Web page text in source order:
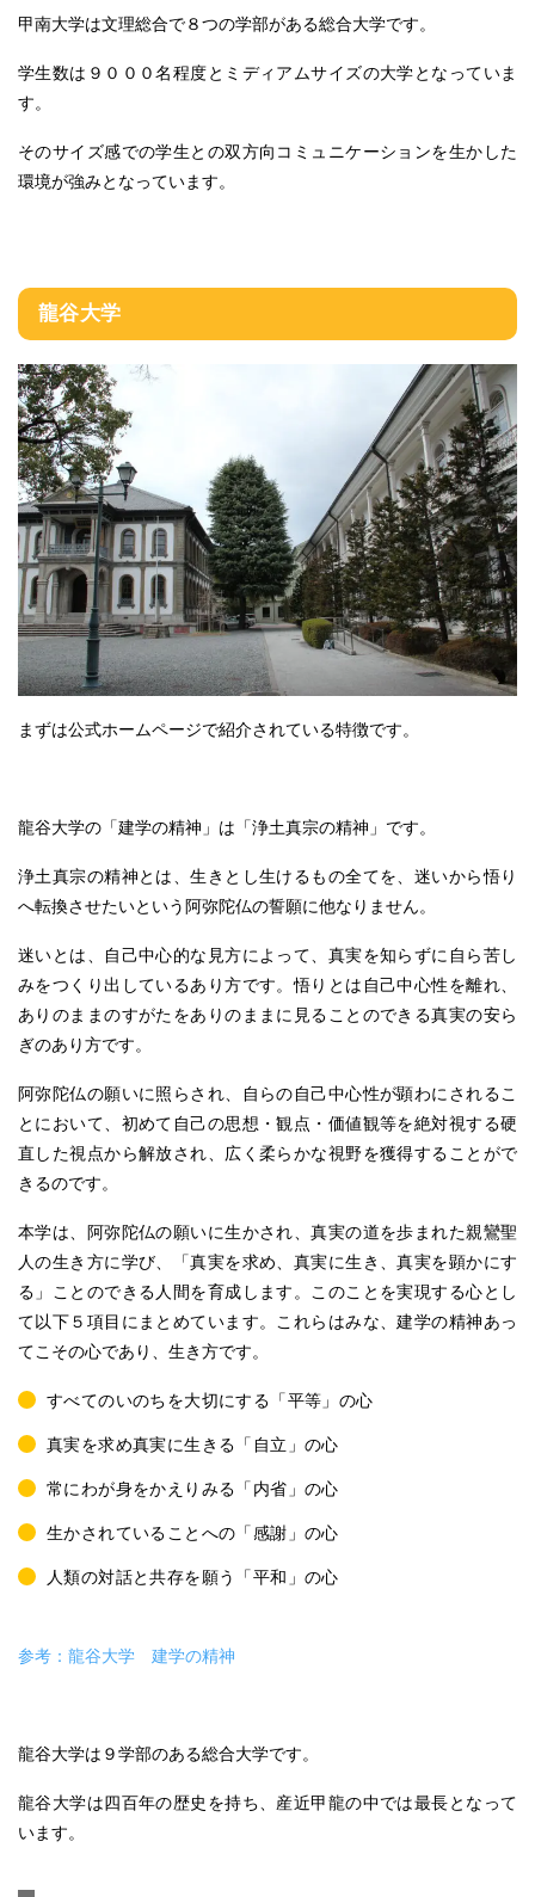
甲南大学は文理総合で８つの学部がある総合大学です。
学生数は９０００名程度とミディアムサイズの大学となっていま
す。
そのサイズ感での学生との双方向コミュニケーションを生かした
環境が強みとなっています。
龍谷大学
まずは公式ホームページで紹介されている特徴です。
龍谷大学の「建学の精神」は「浄土真宗の精神」です。
浄土真宗の精神とは、生きとし生けるもの全てを、迷いから悟り
へ転換させたいという阿弥陀仏の誓願に他なりません。
迷いとは、自己中心的な見方によって、真実を知らずに自ら苦し
みをつくり出しているあり方です。悟りとは自己中心性を離れ、
ありのままのすがたをありのままに見ることのできる真実の安ら
ぎのあり方です。
阿弥陀仏の願いに照らされ、自らの自己中心性が顕わにされるこ
とにおいて、初めて自己の思想・観点・価値観等を絶対視する硬
直した視点から解放され、広く柔らかな視野を獲得することがで
きるのです。
本学は、阿弥陀仏の願いに生かされ、真実の道を歩まれた親鸞聖
人の生き方に学び、「真実を求め、真実に生き、真実を顕かにす
る」ことのできる人間を育成します。このことを実現する心とし
て以下５項目にまとめています。これらはみな、建学の精神あっ
てこその心であり、生き方です。
すべてのいのちを大切にする「平等」の心
真実を求め真実に生きる「自立」の心
常にわが身をかえりみる「内省」の心
生かされていることへの「感謝」の心
人類の対話と共存を願う「平和」の心
参考：龍谷大学 建学の精神
龍谷大学は９学部のある総合大学です。
龍谷大学は四百年の歴史を持ち、産近甲龍の中では最長となって
います。